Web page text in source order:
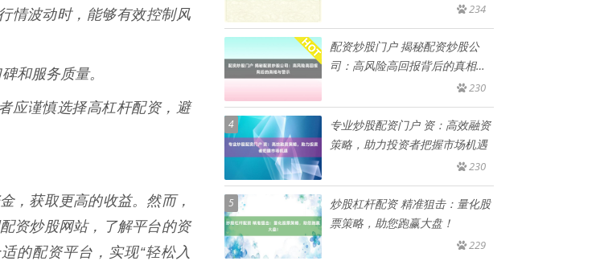
情波动时，能够有效控制风
和服务质量。
应谨慎选择高杠杆配资，避
，获取更高的收益。然而，
资炒股网站，了解平台的资
的配资平台，实现“轻松入
234
配资炒股门户 揭秘配资炒股公
司：高风险高回报背后的真相与
230
4
专业炒股配资门户 资：高效融资
策略，助力投资者把握市场机遇
230
5
炒股杠杆配资 精准狙击：量化股
票策略，助您跑赢大盘！
229